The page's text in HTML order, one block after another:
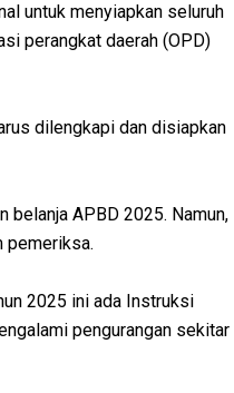
untuk menyiapkan seluruh
perangkat daerah (OPD)
dilengkapi dan disiapkan
belanja APBD 2025. Namun,
pemeriksa.
2025 ini ada Instruksi
pengurangan sekitar